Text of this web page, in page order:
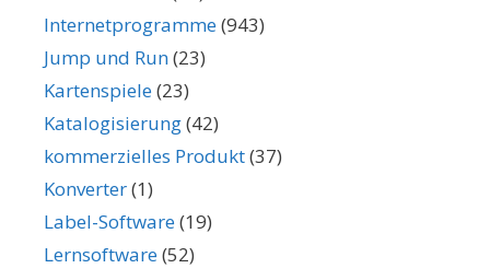
Internetprogramme(943)
Jump und Run(23)
Kartenspiele(23)
Katalogisierung(42)
kommerzielles Produkt(37)
Konverter(1)
Label-Software(19)
Lernsoftware(52)